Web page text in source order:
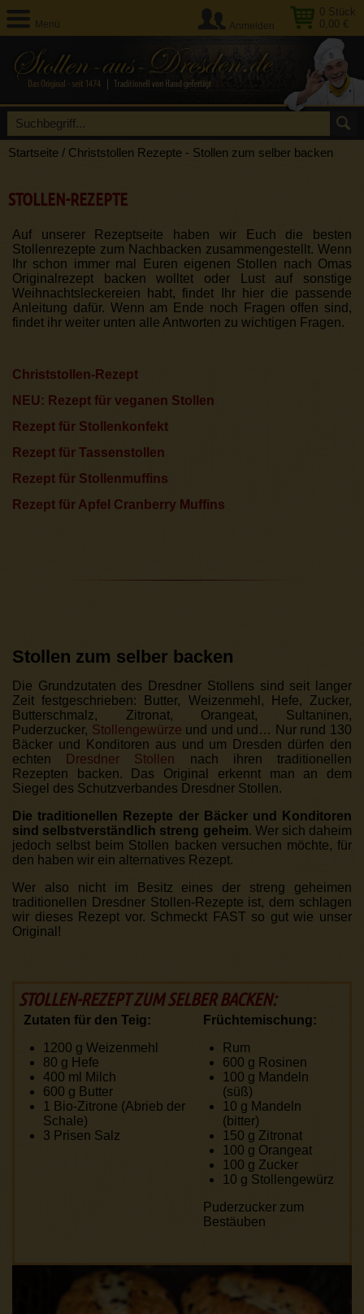
Menü
0 Stück
0,00 €
Anmelden
Startseite / Christstollen Rezepte - Stollen zum selber backen
STOLLEN-REZEPTE
Auf unserer Rezeptseite haben wir Euch die besten
Stollenrezepte zum Nachbacken zusammengestellt. Wenn
Ihr schon immer mal Euren eigenen Stollen nach Omas
Originalrezept backen wolltet oder Lust auf sonstige
Weihnachtsleckereien habt, findet Ihr hier die passende
Anleitung dafür. Wenn am Ende noch Fragen offen sind,
findet ihr weiter unten alle Antworten zu wichtigen Fragen.
Christstollen-Rezept
NEU: Rezept für veganen Stollen
Rezept für Stollenkonfekt
Rezept für Tassenstollen
Rezept für Stollenmuffins
Rezept für Apfel Cranberry Muffins
Stollen zum selber backen
Die Grundzutaten des Dresdner Stollens sind seit langer
Zeit festgeschrieben: Butter, Weizenmehl, Hefe, Zucker,
Butterschmalz, Zitronat, Orangeat, Sultaninen,
Puderzucker, Stollengewürze und und und… Nur rund 130
Bäcker und Konditoren aus und um Dresden dürfen den
echten
Dresdner Stollen nach ihren traditionellen
Rezepten backen. Das Original erkennt man an dem
Siegel des Schutzverbandes Dresdner Stollen.
Die traditionellen Rezepte der Bäcker und Konditoren
sind selbstverständlich streng geheim. Wer sich daheim
jedoch selbst beim Stollen backen versuchen möchte, für
den haben wir ein alternatives Rezept.
Wer also nicht im Besitz eines der streng geheimen
traditionellen Dresdner Stollen-Rezepte ist, dem schlagen
wir dieses Rezept vor. Schmeckt FAST so gut wie unser
Original!
STOLLEN-REZEPT ZUM SELBER BACKEN:
Zutaten für den Teig:
1200 g Weizenmehl
80 g Hefe
400 ml
Milch
600 g Butter
1
Bio-Zitrone (Abrieb der
Schale)
3 Prisen Salz
Früchtemischung:
Rum
600 g Rosinen
100 g Mandeln
(süß)
10 g Mandeln
(bitter)
150 g Zitronat
100 g Orangeat
100 g Zucker
10 g Stollengewürz
Puderzucker zum
Bestäuben